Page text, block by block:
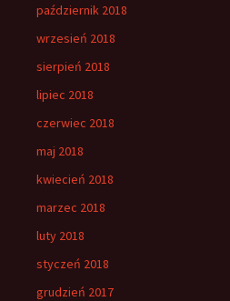
październik 2018
wrzesień 2018
sierpień 2018
lipiec 2018
czerwiec 2018
maj 2018
kwiecień 2018
marzec 2018
luty 2018
styczeń 2018
grudzień 2017